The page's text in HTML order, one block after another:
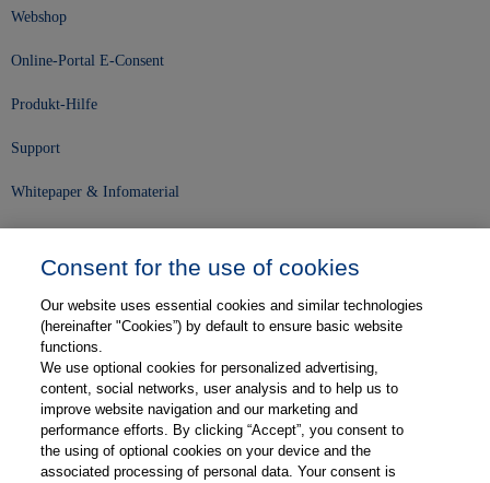
Webshop
Online-Portal E-Consent
Produkt-Hilfe
Support
Whitepaper & Infomaterial
Karriere
Kontakt
Web-Semniare
Anwenderberichte
Consent for the use of cookies
Our website uses essential cookies and similar technologies
(hereinafter "Cookies”) by default to ensure basic website
functions.
We use optional cookies for personalized advertising,
content, social networks, user analysis and to help us to
improve website navigation and our marketing and
performance efforts. By clicking “Accept”, you consent to
the using of optional cookies on your device and the
associated processing of personal data. Your consent is